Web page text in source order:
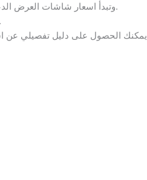
وتبدأ اسعار شاشات العرض الدعائية فى السعودية، سعر شاشات التلفزيون في السعودية من 400 ريال سعودي (ما يعادل 106 دولار أمريكي).
بينما يتراوح سعر متر شاشات الليد في السعودية من 93 ريال سعودي وحتى 2000 ريال سعودي للمتر المربع.
يمكنك الحصول على دليل تفصيلي عن